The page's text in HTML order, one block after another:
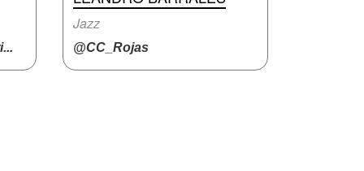
Jazz
@CC_Rojas